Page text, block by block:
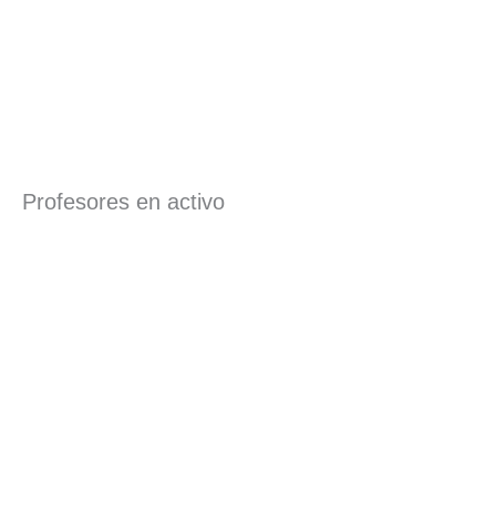
Profesores en activo